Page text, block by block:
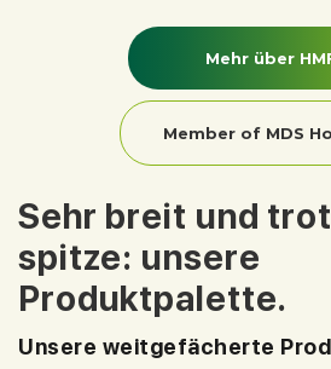
Mehr über
Member of MDS
Sehr breit und
spitze: unsere
Produktpalette.
Unsere weitgefächerte